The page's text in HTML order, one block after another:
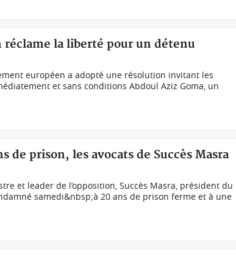
réclame la liberté pour un détenu
européen a adopté une résolution invitant les
et sans conditions Abdoul Aziz Goma, un
de prison, les avocats de Succès Masra
et leader de l’opposition, Succès Masra, président du
samedi&nbsp;à 20 ans de prison ferme et à une